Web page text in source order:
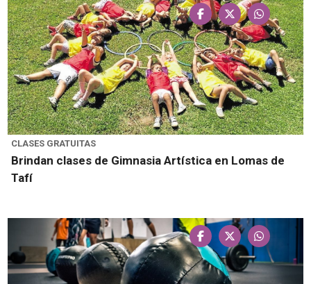
CLASES GRATUITAS
Brindan clases de Gimnasia Artística en Lomas de
Tafí